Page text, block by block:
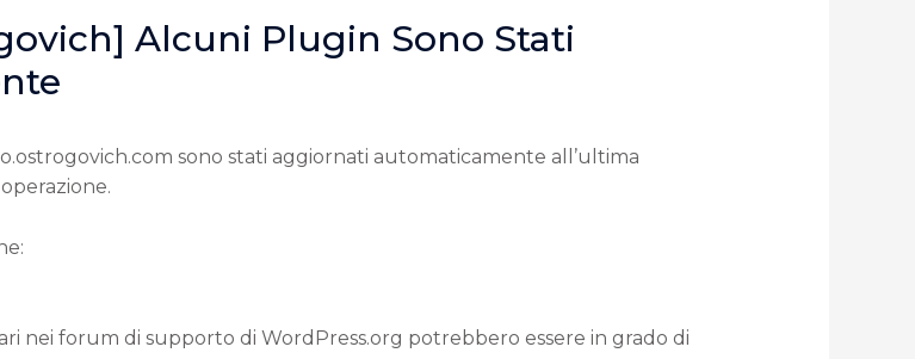
Alcuni Plugin Sono Stati
sono stati aggiornati automaticamente all’ultima
nei forum di supporto di WordPress.org potrebbero essere in grado di